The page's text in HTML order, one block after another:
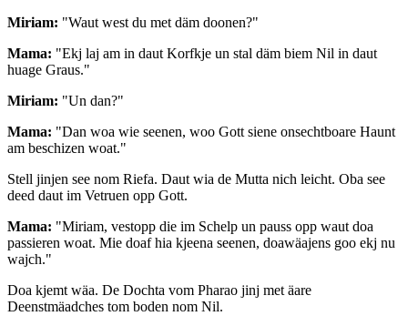
Miriam: "Waut west du met däm doonen?"
Mama: "Ekj laj am in daut Korfkje un stal däm biem Nil in daut
huage Graus."
Miriam: "Un dan?"
Mama: "Dan woa wie seenen, woo Gott siene onsechtboare Haunt
am beschizen woat."
Stell jinjen see nom Riefa. Daut wia de Mutta nich leicht. Oba see
deed daut im Vetruen opp Gott.
Mama: "Miriam, vestopp die im Schelp un pauss opp waut doa
passieren woat. Mie doaf hia kjeena seenen, doawäajens goo ekj nu
wajch."
Doa kjemt wäa. De Dochta vom Pharao jinj met äare
Deenstmäadches tom boden nom Nil.